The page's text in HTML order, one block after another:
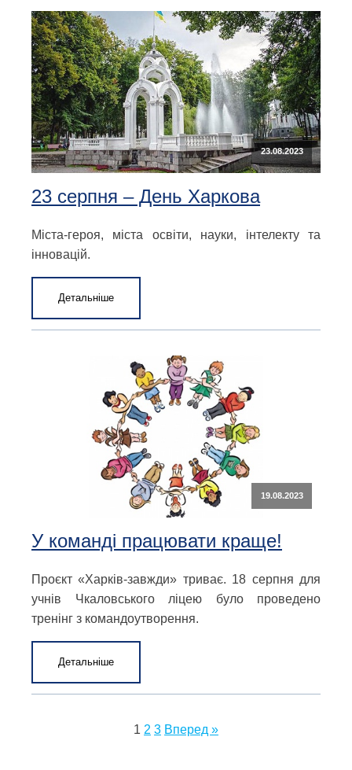
23.08.2023
23 серпня – День Харкова
Міста-героя, міста освіти, науки, інтелекту та
інновацій.
Детальніше
19.08.2023
У команді працювати краще!
Проєкт «Харків-завжди» триває. 18 серпня для
учнів Чкаловського ліцею було проведено
тренінг з командоутворення.
Детальніше
1 2 3 Вперед »